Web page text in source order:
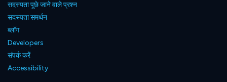
सदस्यता पूछे जाने वाले प्रश्न
सदस्यता समर्थन
ब्लॉग
Developers
संपर्क करें
Accessibility